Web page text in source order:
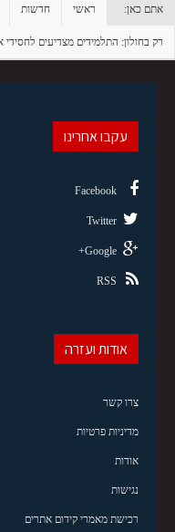
אתם כאן: ראשי חדשות
רק בחולון: התלמידים מצדיעים לחסידי
עקבו אחרינו
Facebook
Twitter
Google+
RSS
אודות ועזרה
צרו קשר
מדיניות פרטיות
אודות
נגישות
רכישת מאמרי קידום אתרים